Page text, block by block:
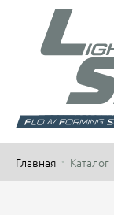
Главная Каталог